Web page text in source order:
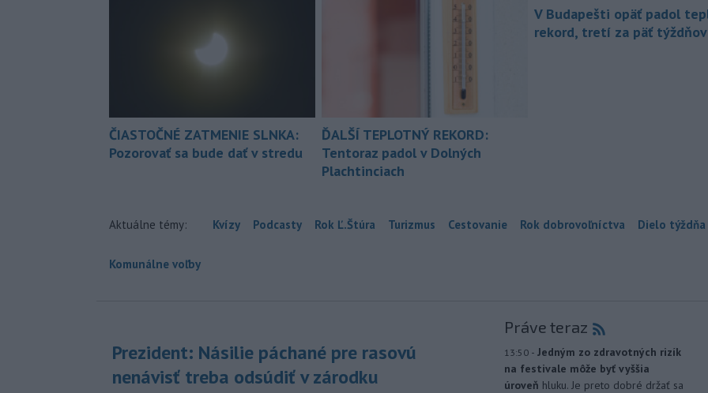
ČIASTOČNÉ ZATMENIE SLNKA:
Pozorovať sa bude dať v stredu
ĎALŠÍ TEPLOTNÝ REKORD:
Tentoraz padol v Dolných
Plachtinciach
V Budapešti opäť padol
rekord, tretí za päť týždňov
Aktuálne témy: Kvízy Podcasty Rok Ľ.Štúra Turizmus Cestovanie Rok dobrovoľníctva Dielo týždňa
Komunálne voľby
Prezident: Násilie páchané pre rasovú
nenávisť treba odsúdiť v zárodku
Práve teraz
13:50 - Jedným zo zdravotných rizík
na festivale môže byť vyššia
úroveň hluku. Je preto dobré držať sa